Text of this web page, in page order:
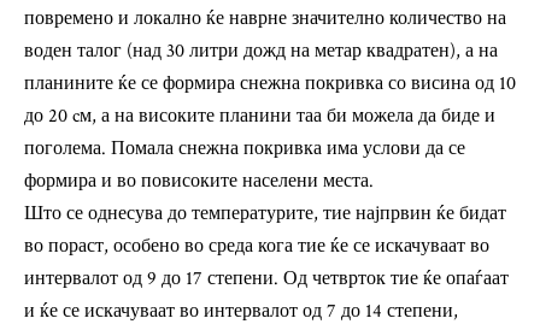
повремено и локално ќе наврне значително количество на
воден талог (над 30 литри дожд на метар квадратен), а на
планините ќе се формира снежна покривка со висина од 10
до 20 cм, а на високите планини таа би можела да биде и
поголема. Помала снежна покривка има услови да се
формира и во повисоките населени места.
Што се однесува до температурите, тие најпрвин ќе бидат
во пораст, особено во среда кога тие ќе се искачуваат во
интервалот од 9 до 17 степени. Од четврток тие ќе опаѓаат
и ќе се искачуваат во интервалот од 7 до 14 степени,